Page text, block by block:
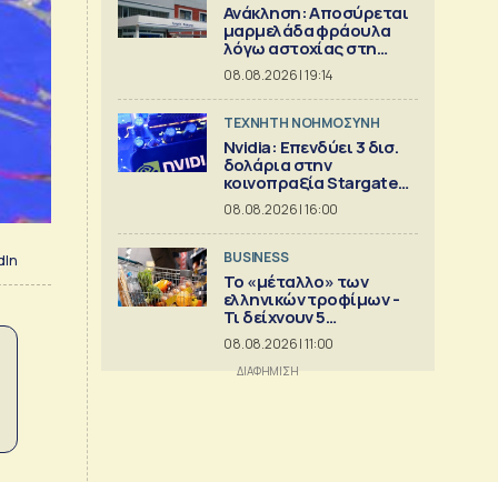
Ανάκληση: Αποσύρεται
μαρμελάδα φράουλα
λόγω αστοχίας στη
γυάλινη συσκευασία
08.08.2026 | 19:14
TΕΧΝΗΤΗ ΝΟΗΜΟΣΥΝΗ
Nvidia: Επενδύει 3 δισ.
δολάρια στην
κοινοπραξία Stargate
για κέντρα δεδομένων
08.08.2026 | 16:00
BUSINESS
Το «μέταλλο» των
ελληνικών τροφίμων -
Τι δείχνουν 5
ισολογισμοί
08.08.2026 | 11:00